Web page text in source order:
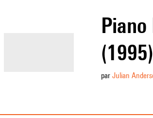
Piano
(1995)
par Julian